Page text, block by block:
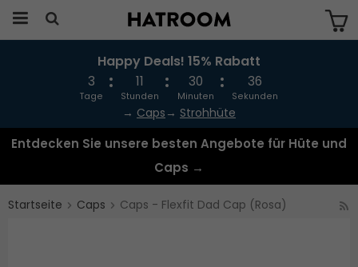
Das Produkt wurde in Ihren Warenkorb
gelegt
Happy Deals! 15% Rabatt
3
Tage
11
Stunden
30
Minuten
36
Sekunden
→ Caps → Strohhüte
Entdecken Sie unsere besten Angebote für Hüte und
Caps →
Startseite Caps Caps - Flexfit Dad Cap (Rosa)